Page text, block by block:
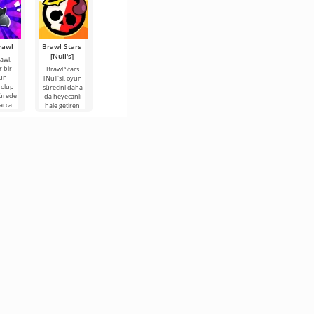
bir
Brawl Stars
[Null's]
Brawl Stars
[Null's], oyun
sürecini daha
da heyecanlı
hale getiren